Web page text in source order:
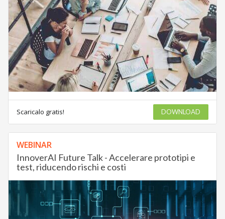
Scaricalo gratis! DOWNLOAD
WEBINAR
InnoverAI Future Talk - Accelerare prototipi e
test, riducendo rischi e costi